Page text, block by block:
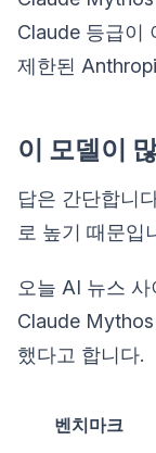
Claude 등급이
제한된
이 모델이
답은 간단합니
로 높기 때문입
오늘 AI 뉴스
Claude
했다고 합니다.
벤치마크